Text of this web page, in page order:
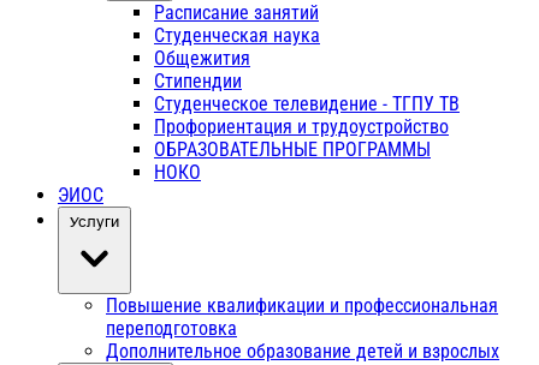
Расписание занятий
Студенческая наука
Общежития
Стипендии
Студенческое телевидение - ТГПУ ТВ
Профориентация и трудоустройство
ОБРАЗОВАТЕЛЬНЫЕ ПРОГРАММЫ
НОКО
ЭИОС
Услуги
Повышение квалификации и профессиональная
переподготовка
Дополнительное образование детей и взрослых